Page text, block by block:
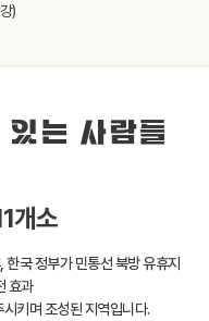
)
는 사람들
개소
국 정부가 민통선 북방 유휴지
효과
키며 조성된 지역입니다.